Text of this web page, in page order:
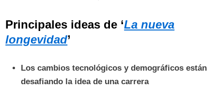
Principales ideas de ‘La nueva
longevidad’
Los cambios tecnológicos y demográficos están
desafiando la idea de una carrera